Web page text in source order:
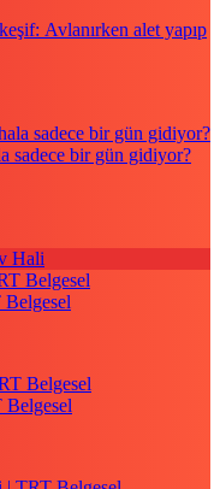
Avlanırken alet yapıp
sadece bir gün gidiyor?
Hali